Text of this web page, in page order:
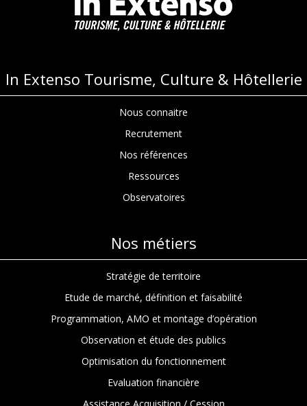
In Extenso Tourisme, Culture & Hôtellerie
Nous connaitre
Recrutement
Nos références
Ressources
Observatoires
Nos métiers
Stratégie de territoire
Etude de marché, définition et faisabilité
Programmation, AMO et montage d’opération
Observation et étude des publics
Optimisation du fonctionnement
Evaluation financière